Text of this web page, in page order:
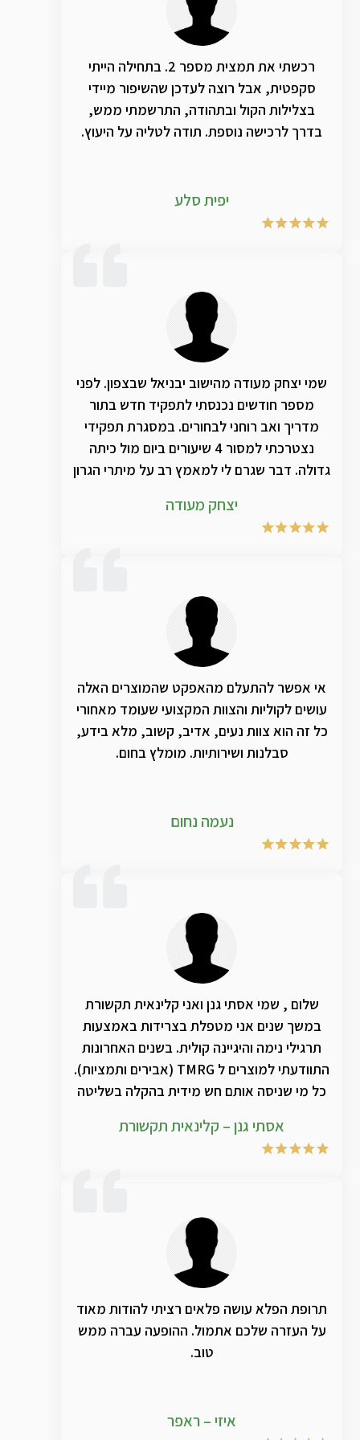
רכשתי את תמצית מספר 2. בתחילה הייתי
סקפטית, אבל רוצה לעדכן שהשיפור מיידי
בצלילות הקול ובתהודה, התרשמתי ממש,
בדרך לרכישה נוספת. תודה לטליה על היעוץ.
יפית סלע
שמי יצחק מעודה מהישוב יבניאל שבצפון. לפני
מספר חודשים נכנסתי לתפקיד חדש בתור
מדריך ואב רוחני לבחורים. במסגרת תפקידי
נצטרכתי למסור 4 שיעורים ביום מול כיתה
גדולה. דבר שגרם לי למאמץ רב על מיתרי הגרון
כרונית. תחושה לא נוחה בגרון. נפיחות. ממש
קושי עצום לדבר. הדבר הסב לי עגמת נפש
אנטיביוטיקה שאת הכדורים שתיתי ברציפות
ושום דבר לא השתנה. תוך כדי רכשתי מחנות
טבע/מרקחת מסוימת מוצר שמזכרוני מדובר
עליו רבות להקלה על מיתרי הקול. ותוך זמן קצר
נכנעתי שוב להרגשה המעצבנת ששוב כספי
הונח על קרני הצבי. בדרך לא דרך קיבלתי את
הפרוספקט של מכון קול וממש שוכנעתי שפה
עצמי שר ומזמזם! חזרתי לשיעורים מלאים! יש
משהו חזק ועוצמתי בתמציות האלו! וריחם
יצחק מעודה
אי אפשר להתעלם מהאפקט שהמוצרים האלה
עושים לקוליות והצוות המקצועי שעומד מאחורי
כל זה הוא צוות נעים, אדיב, קשוב, מלא בידע,
סבלנות ושירותיות. מומלץ בחום.
נעמה נחום
שלום , שמי אסתי גנן ואני קלינאית תקשורת
במשך שנים אני מטפלת בצרידות באמצעות
תרגילי נימה והיגיינה קולית. בשנים האחרונות
התוודעתי למוצרים ל TMRG (אבירים ותמציות).
כל מי שניסה אותם חש מידית בהקלה בשליטה
בהחלט לאיכות חדשה ומשמעותית לטיפול
אסתי גנן – קלינאית תקשורת
תרופת הפלא עושה פלאים רציתי להודות מאוד
על העזרה שלכם אתמול. ההופעה עברה ממש
טוב.
איזי – ראפר